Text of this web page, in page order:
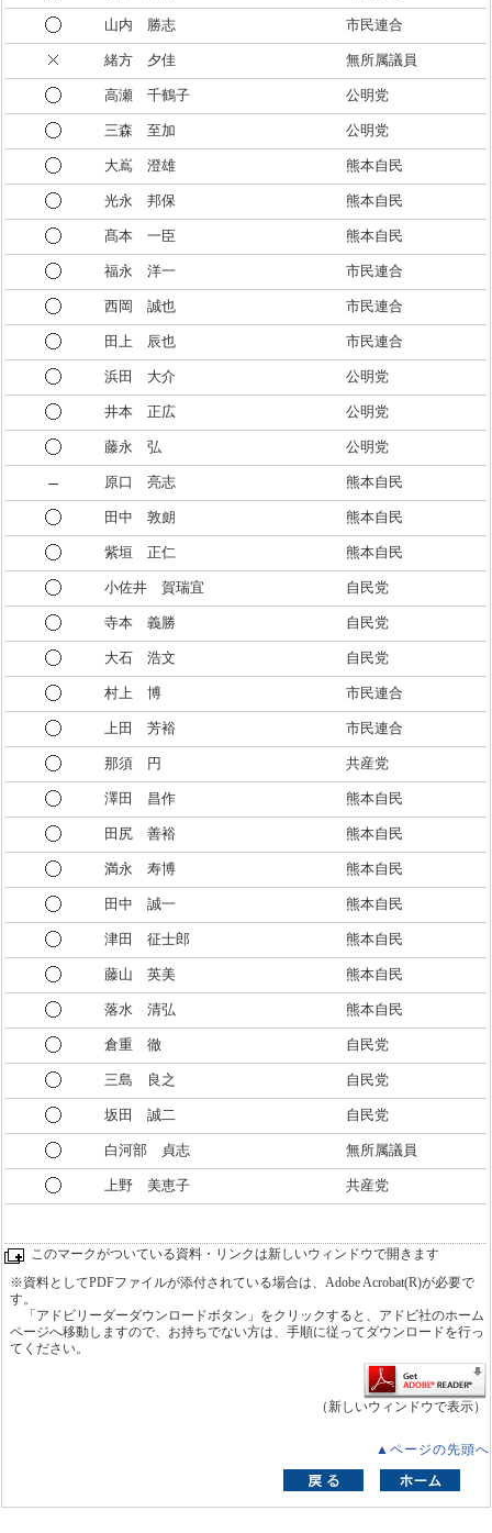
山内 勝志 市民連合
緒方 夕佳 無所属議員
高瀬 千鶴子 公明党
三森 至加 公明党
大嶌 澄雄 熊本自民
光永 邦保 熊本自民
髙本 一臣 熊本自民
福永 洋一 市民連合
西岡 誠也 市民連合
田上 辰也 市民連合
浜田 大介 公明党
井本 正広 公明党
藤永 弘 公明党
原口 亮志 熊本自民
田中 敦朗 熊本自民
紫垣 正仁 熊本自民
小佐井 賀瑞宜 自民党
寺本 義勝 自民党
大石 浩文 自民党
村上 博 市民連合
上田 芳裕 市民連合
那須 円 共産党
澤田 昌作 熊本自民
田尻 善裕 熊本自民
満永 寿博 熊本自民
田中 誠一 熊本自民
津田 征士郎 熊本自民
藤山 英美 熊本自民
落水 清弘 熊本自民
倉重 徹 自民党
三島 良之 自民党
坂田 誠二 自民党
白河部 貞志 無所属議員
上野 美恵子 共産党
このマークがついている資料・リンクは新しいウィンドウで開きます
※資料としてPDFファイルが添付されている場合は、Adobe Acrobat(R)が必要で
す。
「アドビリーダーダウンロードボタン」をクリックすると、アドビ社のホーム
ページへ移動しますので、お持ちでない方は、手順に従ってダウンロードを行っ
てください。
（新しいウィンドウで表示）
▲ページの先頭へ